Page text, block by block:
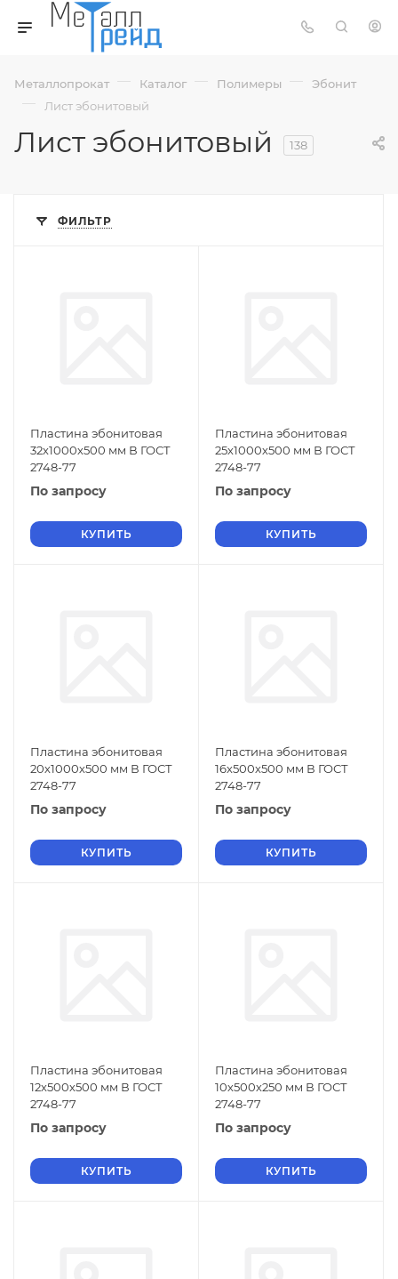
Металлопрокат — Каталог — Полимеры — Эбонит
— Лист эбонитовый
Лист эбонитовый 138
ФИЛЬТР
Пластина эбонитовая
32х1000х500 мм В ГОСТ
2748-77
По запросу
КУПИТЬ
Пластина эбонитовая
25х1000х500 мм В ГОСТ
2748-77
По запросу
КУПИТЬ
Пластина эбонитовая
20х1000х500 мм В ГОСТ
2748-77
По запросу
КУПИТЬ
Пластина эбонитовая
16х500х500 мм В ГОСТ
2748-77
По запросу
КУПИТЬ
Пластина эбонитовая
12х500х500 мм В ГОСТ
2748-77
По запросу
КУПИТЬ
Пластина эбонитовая
10х500х250 мм В ГОСТ
2748-77
По запросу
КУПИТЬ